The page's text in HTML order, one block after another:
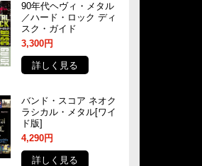
90年代ヘヴィ・メタル
／ハード・ロック ディ
スク・ガイド
3,300円
詳しく見る
バンド・スコア ネオク
ラシカル・メタル[ワイ
ド版]
4,290円
詳しく見る